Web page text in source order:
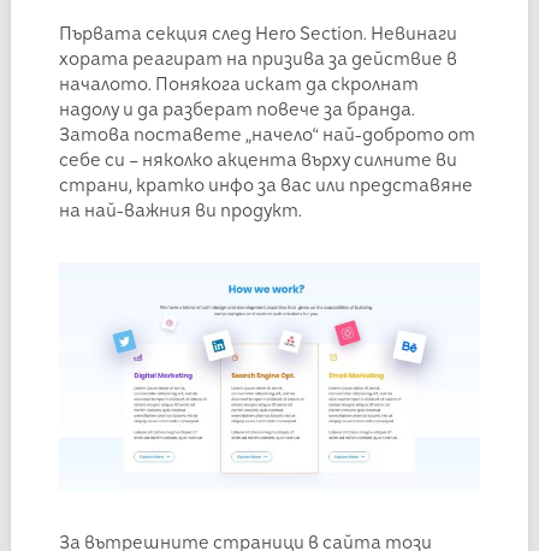
Първата секция след Hero Section. Невинаги
хората реагират на призива за действие в
началото. Понякога искат да скролнат
надолу и да разберат повече за бранда.
Затова поставете „начело“ най-доброто от
себе си – няколко акцента върху силните ви
страни, кратко инфо за вас или представяне
на най-важния ви продукт.
За вътрешните страници в сайта този